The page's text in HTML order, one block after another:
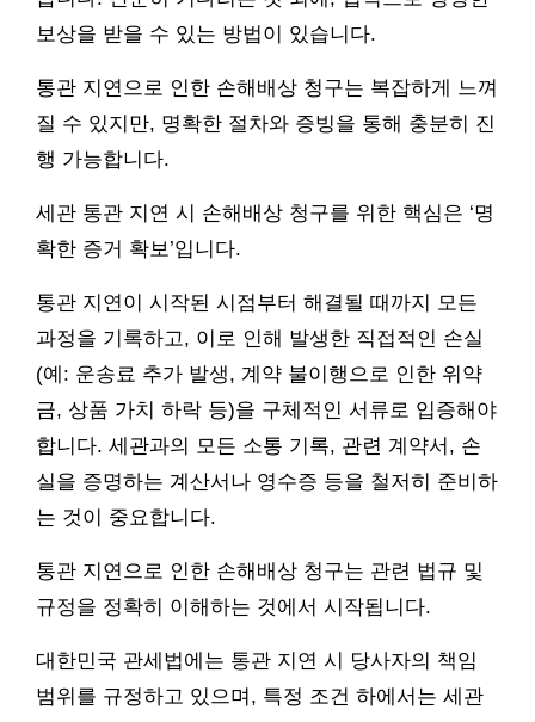
보상을 받을 수 있는 방법이 있습니다.
통관 지연으로 인한 손해배상 청구는 복잡하게 느껴
질 수 있지만, 명확한 절차와 증빙을 통해 충분히 진
행 가능합니다.
세관 통관 지연 시 손해배상 청구를 위한 핵심은 ‘명
확한 증거 확보’입니다.
통관 지연이 시작된 시점부터 해결될 때까지 모든
과정을 기록하고, 이로 인해 발생한 직접적인 손실
(예: 운송료 추가 발생, 계약 불이행으로 인한 위약
금, 상품 가치 하락 등)을 구체적인 서류로 입증해야
합니다. 세관과의 모든 소통 기록, 관련 계약서, 손
실을 증명하는 계산서나 영수증 등을 철저히 준비하
는 것이 중요합니다.
통관 지연으로 인한 손해배상 청구는 관련 법규 및
규정을 정확히 이해하는 것에서 시작됩니다.
대한민국 관세법에는 통관 지연 시 당사자의 책임
범위를 규정하고 있으며, 특정 조건 하에서는 세관